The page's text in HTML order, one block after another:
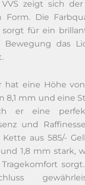
zeigt sich
Form. Die
sorgt für ein
Bewegung das
hat eine Höhe
8,1 mm und eine
er eine
und
aus 585/-
1,8 mm stark,